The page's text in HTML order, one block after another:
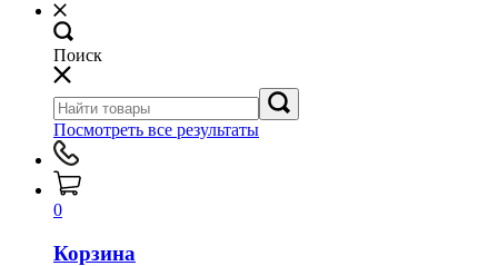
Поиск
Посмотреть все результаты
0
Корзина